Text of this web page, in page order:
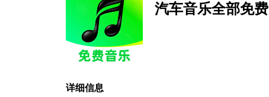
汽车音乐全部免费
详细信息